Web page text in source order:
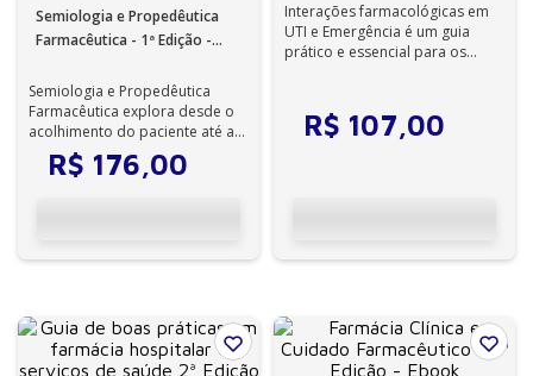
Semiologia e Propedêutica
Farmacêutica - 1ª Edição -
Semiologia e Propedêutica
Farmacêutica explora desde o
acolhimento do paciente até a
prescrição farmacêutica,
incluindo ...
R$ 176,00
Interações farmacológicas em
UTI e Emergência é um guia
prático e essencial para os
R$ 107 00